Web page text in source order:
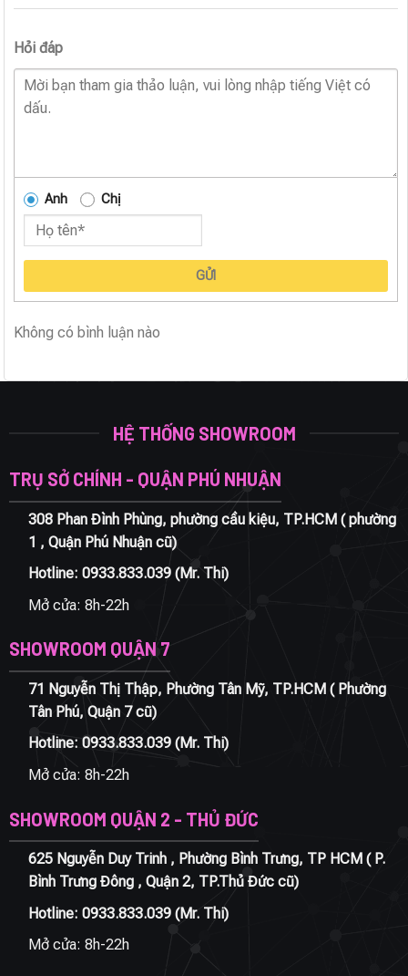
Hỏi đáp
Anh Chị
GỬI
Không có bình luận nào
HỆ THỐNG SHOWROOM
TRỤ SỞ CHÍNH - QUẬN PHÚ NHUẬN
308 Phan Đình Phùng, phường cầu kiệu, TP.HCM ( phường
1 , Quận Phú Nhuận cũ)
Hotline: 0933.833.039(Mr. Thi)
Mở cửa: 8h-22h
SHOWROOM QUẬN 7
71 Nguyễn Thị Thập, Phường Tân Mỹ, TP.HCM ( Phường
Tân Phú, Quận 7 cũ)
Hotline: 0933.833.039(Mr. Thi)
Mở cửa: 8h-22h
SHOWROOM QUẬN 2 - THỦ ĐỨC
625 Nguyễn Duy Trinh , Phường Bình Trưng, TP HCM ( P.
Bình Trưng Đông , Quận 2, TP.Thủ Đức cũ)
Hotline: 0933.833.039(Mr. Thi)
Mở cửa: 8h-22h